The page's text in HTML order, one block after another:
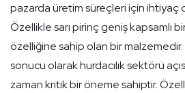
pazarda üretim süreçleri için ihtiyaç
Özellikle sarı pirinç geniş kapsamlı
özelliğine sahip olan bir
sonucu olarak hurdacılık sektörü
zaman kritik bir öneme sahiptir.